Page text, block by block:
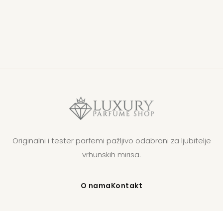
Originalni i tester parfemi pažljivo odabrani za ljubitelje
vrhunskih mirisa.
O namaKontakt